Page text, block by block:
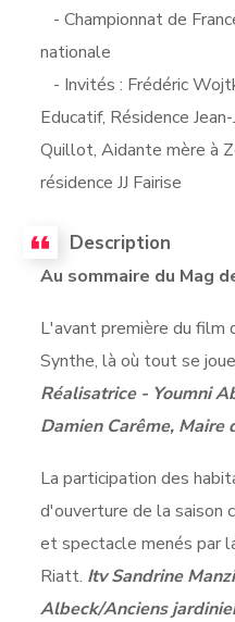
- Championnat de
nationale
- Invités : Frédéric
Educatif, Résidence
Quillot, Aidante mère à
résidence JJ Fairise
Description
Au sommaire du Mag
L'avant première du film
Synthe, là où tout se
Réalisatrice - Youmni
Damien Carême, Maire
La participation des
d'ouverture de la saison
et spectacle menés par
Riatt. Itv Sandrine
Albeck/Anciens